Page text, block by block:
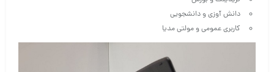
دانش آوزی و دانشجویی
کاربری عمومی و مولتی مدیا